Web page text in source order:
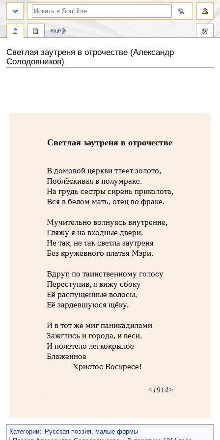
Светлая заутреня в отрочестве (Александр
Солодовников)
Светлая заутреня в отрочестве
В домовой церкви тлеет золото,
Поблёскивая в полумраке.
На грудь сестры сирень приколота,
Вся в белом мать, отец во фраке.
Мучительно волнуясь внутренне,
Гляжу я на входные двери.
Не так, не так светла заутреня
Без кружевного платья Мэри.
Вдруг, по таинственному голосу
Переступив, я вижу сбоку
Её распущенные волосы,
Её зардевшуюся щёку.
И в тот же миг паникадилами
Зажглись и города, и веси,
И полетело легкокрылое
Блаженное
Христос Воскресе!
<1914>
Категории:
Русская поэзия, малые формы
ещё